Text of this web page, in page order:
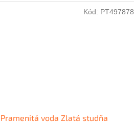
Pramenitá voda Zlatá studňa
Kód: PT497878